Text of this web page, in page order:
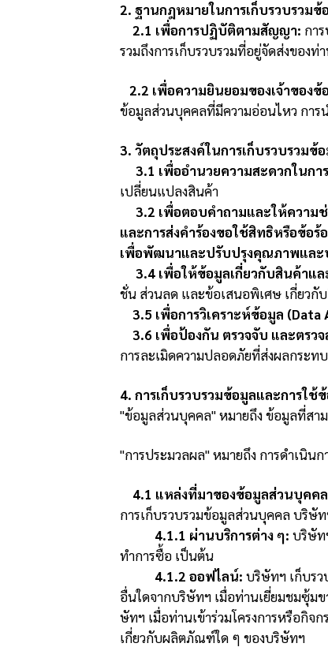
2. ฐานกฎหมายในการเก็บรวบรวมข้
2.1 เพื่อการปฏิบัติตามสัญญา: กา
รวมถึงการเก็บรวบรวมที่อยู่จัดส่งของท่
2.2 เพื่อความยินยอมของเจ้าของ
ข้อมูลส่วนบุคคลที่มีความอ่อนไหว กา
3. วัตถุประสงค์ในการเก็บรวบรวมข้
3.1 เพื่ออำนวยความสะดวกในกา
เปลี่ยนแปลงสินค้า
3.2 เพื่อตอบคำถามและให้ความ
และการส่งคำร้องขอใช้สิทธิหรือข้อร้
เพื่อพัฒนาและปรับปรุงคุณภาพและ
3.4 เพื่อให้ข้อมูลเกี่ยวกับสินค้าแล
ชั่น ส่วนลด และข้อเสนอพิเศษ เกี่ยวกั
3.5 เพื่อการวิเคราะห์ข้อมูล (Data
3.6 เพื่อป้องกัน ตรวจจับ และตรว
การละเมิดความปลอดภัยที่ส่งผลกระท
4. การเก็บรวบรวมข้อมูลและการใ
"ข้อมูลส่วนบุคคล" หมายถึง ข้อมูลที่สา
"การประมวลผล" หมายถึง การดำเนิน
4.1 แหล่งที่มาของข้อมูลส่วนบุคคล
การเก็บรวบรวมข้อมูลส่วนบุคคล บริษั
4.1.1 ผ่านบริการต่าง ๆ: บริษัท
ทำการซื้อ เป็นต้น
4.1.2 ออฟไลน์: บริษัทฯ เก็บร
อื่นใดจากบริษัทฯ เมื่อท่านเยี่ยมชมซุ้ม
ษัทฯ เมื่อท่านเข้าร่วมโครงการหรือกิจ
เกี่ยวกับผลิตภัณฑ์ใด ๆ ของบริษัทฯ